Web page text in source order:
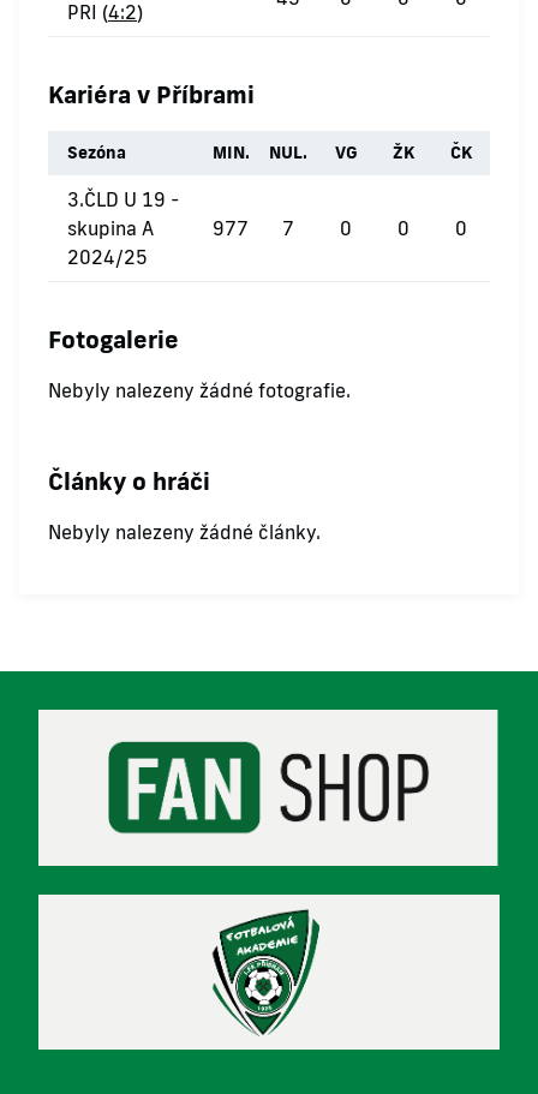
PRI (4:2)
Kariéra v Příbrami
Sezóna MIN. NUL. VG ŽK ČK
3.ČLD U 19 -
skupina A
2024/25
977 7 0 0 0
Fotogalerie
Nebyly nalezeny žádné fotografie.
Články o hráči
Nebyly nalezeny žádné články.